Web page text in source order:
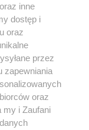
inne
dostęp i
oraz
przez
zapewniania
oraz
my i Zaufani